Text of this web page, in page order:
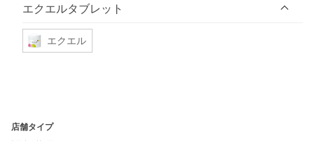
エクエルタブレット
エクエル
店舗タイプ